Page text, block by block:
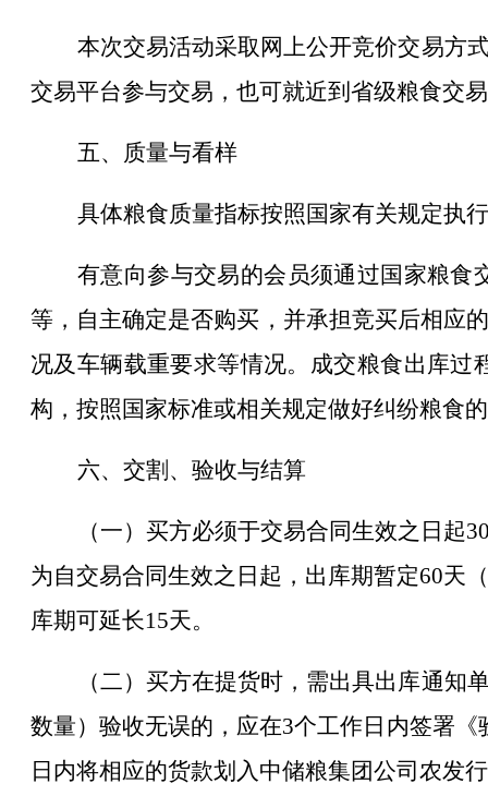
本次交易活动采取网上公开竞价交易方
交易平台参与交易，也可就近到省级粮食交
五、质量与看样
具体粮食质量指标按照国家有关规定执
有意向参与交易的会员须通过国家粮食
等，自主确定是否购买，并承担竞买后相应
况及车辆载重要求等情况。成交粮食出库
构，按照国家标准或相关规定做好纠纷粮食
六、交割、验收与结算
（一）买方必须于交易合同生效之日
为自交易合同生效之日起，出库期暂定60天
库期可延长15天。
（二）买方在提货时，需出具出库通
数量）验收无误的，应在3个工作日内签署
日内将相应的货款划入中储粮集团公司农发